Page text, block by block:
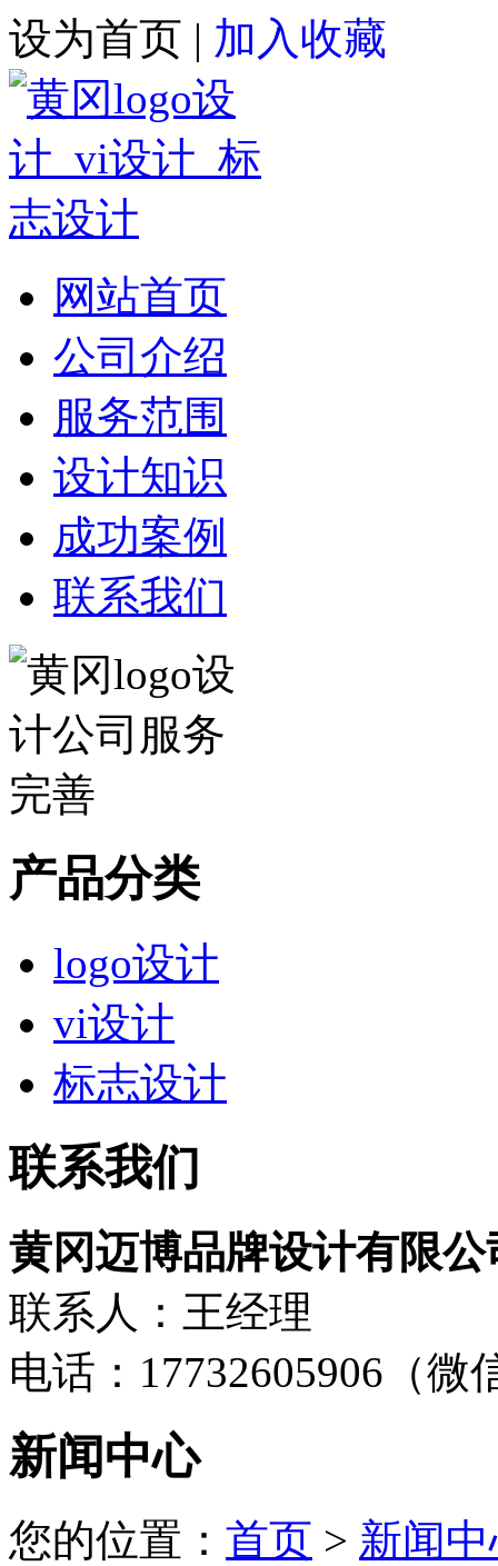
设为首页 | 加入收藏
网站首页
公司介绍
服务范围
设计知识
成功案例
联系我们
产品分类
logo设计
vi设计
标志设计
联系我们
黄冈迈博品牌设计有限公
联系人：王经理
电话：17732605906（微
新闻中心
您的位置： 首页 > 新闻